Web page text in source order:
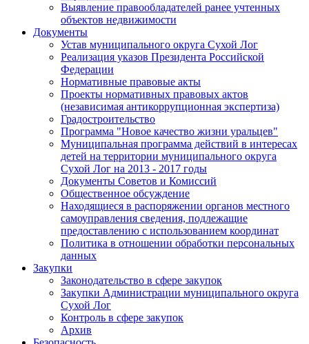
Выявление правообладателей ранее учтенных
объектов недвижимости
Документы
Устав муниципального округа Сухой Лог
Реализация указов Президента Российской
Федерации
Нормативные правовые акты
Проекты нормативных правовых актов
(независимая антикоррупционная экспертиза)
Градостроительство
Программа "Новое качество жизни уральцев"
Муниципальная программа действий в интересах
детей на территории муниципального округа
Сухой Лог на 2013 - 2017 годы
Документы Советов и Комиссий
Общественное обсуждение
Находящиеся в распоряжении органов местного
самоуправления сведения, подлежащие
предоставлению с использованием координат
Политика в отношении обработки персональных
данных
Закупки
Законодательство в сфере закупок
Закупки Администрации муниципального округа
Сухой Лог
Контроль в сфере закупок
Архив